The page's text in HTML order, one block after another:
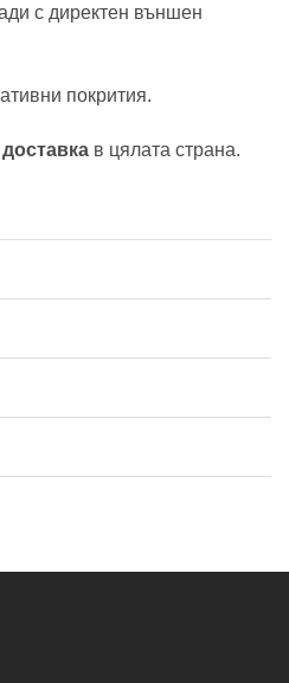
с директен външен
покрития.
в цялата страна.